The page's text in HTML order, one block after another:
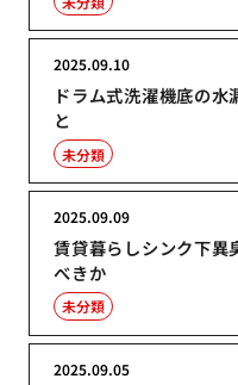
ドラム式洗濯機底の
と
2025.09.10
未分類
賃貸暮らしシンク下異
べきか
2025.09.09
未分類
2025.09.05